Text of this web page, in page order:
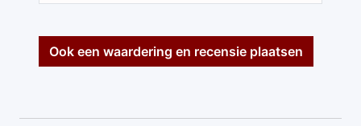
Ook een waardering en recensie plaatsen